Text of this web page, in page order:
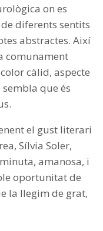
on es
diferents sentits
abstractes. Així
comunament
càlid, aspecte
que és
el gust literari
Sílvia Soler,
amanosa, i
oportunitat de
la llegim de grat,